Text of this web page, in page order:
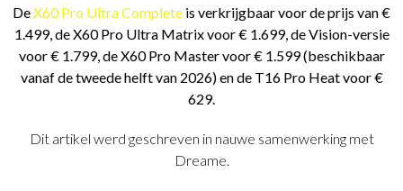
DeX60 Pro Ultra Complete is verkrijgbaar voor de prijs van €
1.499, de X60 Pro Ultra Matrix voor € 1.699, de Vision-versie
voor € 1.799, de X60 Pro Master voor € 1.599 (beschikbaar
vanaf de tweede helft van 2026) en de T16 Pro Heat voor €
629.
Dit artikel werd geschreven in nauwe samenwerking met
Dreame.